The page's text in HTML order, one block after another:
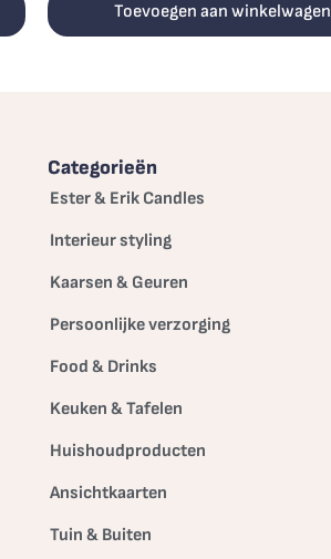
Toevoegen aan winkelwagen
Categorieën
Ester & Erik Candles
Interieur styling
Kaarsen & Geuren
Persoonlijke verzorging
Food & Drinks
Keuken & Tafelen
Huishoudproducten
Ansichtkaarten
Tuin & Buiten